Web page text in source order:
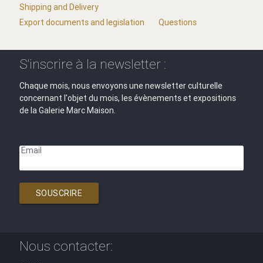
Shipping and Delivery
Export documents and legislation
Questions
S'inscrire à la newsletter :
Chaque mois, nous envoyons une newsletter culturelle
concernant l'objet du mois, les évènements et expositions
de la Galerie Marc Maison.
Email
SOUSCRIRE
Nous contacter: